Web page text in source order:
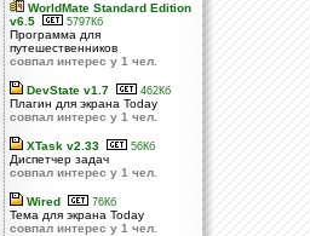
WorldMate Standard Edition
v6.5
5797Кб
Программа для
путешественников
совпал интерес у 1 чел.
DevState v1.7 462Кб
Плагин для экрана Today
совпал интерес у 1 чел.
XTask v2.33 56Кб
Диспетчер задач
совпал интерес у 1 чел.
Wired 76Кб
Тема для экрана Today
совпал интерес у 1 чел.